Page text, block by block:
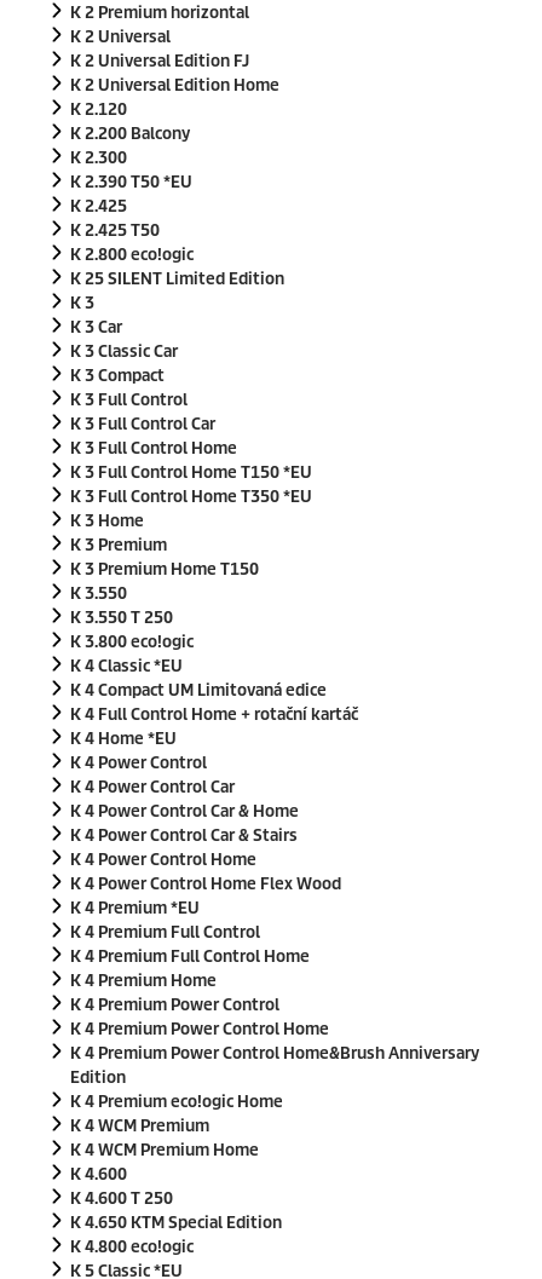
K 2 Premium horizontal
K 2 Universal
K 2 Universal Edition FJ
K 2 Universal Edition Home
K 2.120
K 2.200 Balcony
K 2.300
K 2.390 T50 *EU
K 2.425
K 2.425 T50
K 2.800eco!ogic
K 25 SILENT Limited Edition
K 3
K 3 Car
K 3 Classic Car
K 3 Compact
K 3 Full Control
K 3 Full Control Car
K 3 Full Control Home
K 3 Full Control Home T150 *EU
K 3 Full Control Home T350 *EU
K 3 Home
K 3 Premium
K 3 Premium Home T150
K 3.550
K 3.550 T 250
K 3.800eco!ogic
K 4 Classic *EU
K 4 Compact UM Limitovaná edice
K 4 Full Control Home + rotační kartáč
K 4 Home *EU
K 4 Power Control
K 4 Power Control Car
K 4 Power Control Car & Home
K 4 Power Control Car & Stairs
K 4 Power Control Home
K 4 Power Control Home Flex Wood
K 4 Premium *EU
K 4 Premium Full Control
K 4 Premium Full Control Home
K 4 Premium Home
K 4 Premium Power Control
K 4 Premium Power Control Home
K 4 Premium Power Control Home&Brush Anniversary
Edition
K 4 Premiumeco!ogic Home
K 4 WCM Premium
K 4 WCM Premium Home
K 4.600
K 4.600 T 250
K 4.650 KTM Special Edition
K 4.800eco!ogic
K 5 Classic *EU